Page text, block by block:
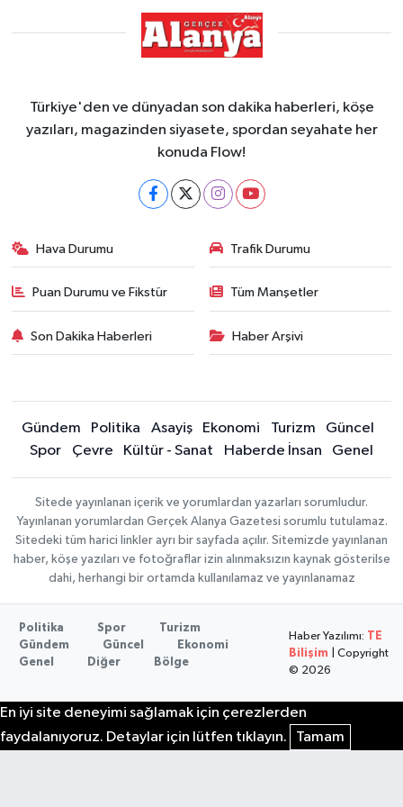
Türkiye'den ve dünyadan son dakika haberleri, köşe
yazıları, magazinden siyasete, spordan seyahate her
konuda Flow!
Hava Durumu Trafik Durumu
Puan Durumu ve Fikstür Tüm Manşetler
Son Dakika Haberleri Haber Arşivi
Gündem Politika Asayiş Ekonomi Turizm
Güncel
Spor
Çevre Kültür - Sanat Haberde İnsan Genel
Sitede yayınlanan içerik ve yorumlardan yazarları sorumludur.
Yayınlanan yorumlardan Gerçek Alanya Gazetesi sorumlu tutulamaz.
Sitedeki tüm harici linkler ayrı bir sayfada açılır. Sitemizde yayınlanan
haber, köşe yazıları ve fotoğraflar izin alınmaksızın kaynak gösterilse
dahi, herhangi bir ortamda kullanılamaz ve yayınlanamaz
Politika Spor
Turizm
Gündem
Güncel
Ekonomi
Genel
Diğer Bölge
Haber Yazılımı: TE
Bilişim | Copyright
© 2026
En iyi site deneyimi sağlamak için çerezlerden
faydalanıyoruz. Detaylar için lütfen tıklayın.
Tamam
Gizlilik İlkeleri - Privacy Policy
Gündem